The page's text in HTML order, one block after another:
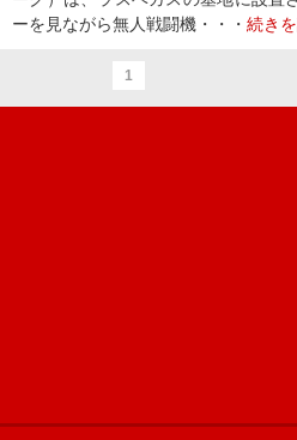
ーを見ながら無人戦闘機・・・ 続き
1